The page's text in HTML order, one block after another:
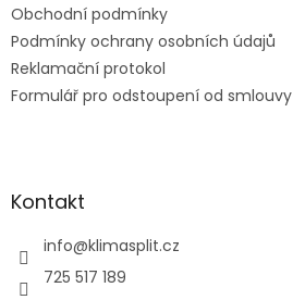
Obchodní podmínky
Podmínky ochrany osobních údajů
Reklamační protokol
Formulář pro odstoupení od smlouvy
Kontakt
info@klimasplit.cz
725 517 189